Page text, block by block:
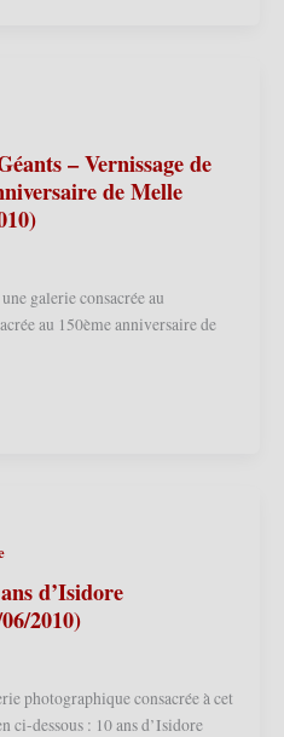
– Vernissage de
de Melle
galerie consacrée au
au 150ème anniversaire de
d’Isidore
2010)
photographique consacrée à cet
ci-dessous : 10 ans d’Isidore